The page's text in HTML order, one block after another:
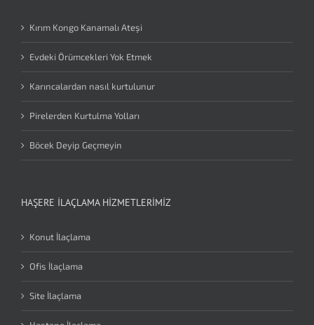
Kırım Kongo Kanamalı Ateşi
Evdeki Örümcekleri Yok Etmek
Karıncalardan nasıl kurtulunur
Pirelerden Kurtulma Yolları
Böcek Deyip Geçmeyin
HAŞERE İLAÇLAMA HIZMETLERIMIZ
Konut İlaçlama
Ofis İlaçlama
Site İlaçlama